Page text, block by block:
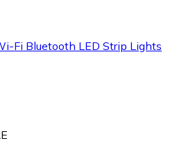
Fi Bluetooth LED Strip Lights